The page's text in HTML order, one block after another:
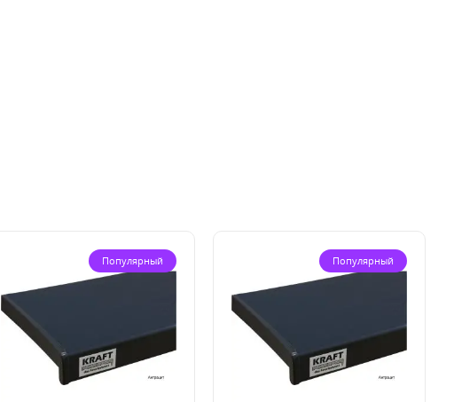
Популярный Популярный